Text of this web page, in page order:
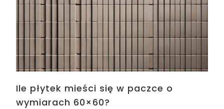
Ile płytek mieści się w paczce o
wymiarach 60×60?